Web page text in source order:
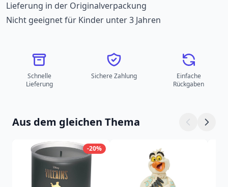
Lieferung in der Originalverpackung
Nicht geeignet für Kinder unter 3 Jahren
Schnelle
Lieferung
Sichere Zahlung
Einfache
Rückgaben
Aus dem gleichen Thema
-20%